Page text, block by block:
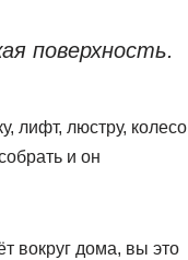
поверхность.
лифт, люстру, колесо
и он
вокруг дома, вы это